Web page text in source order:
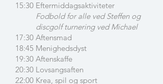
15:30 Eftermiddagsaktiviteter
Fodbold for alle ved Steffen og
discgolf turnering ved Michael
17:30 Aftensmad
18:45 Menighedsdyst
19:30 Aftenskaffe
20:30 Lovsangsaften
22:00 Krea, spil og sport